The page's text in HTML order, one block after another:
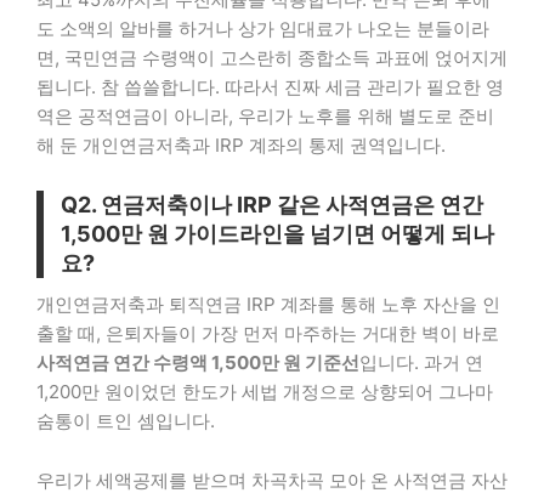
도 소액의 알바를 하거나 상가 임대료가 나오는 분들이라
면, 국민연금 수령액이 고스란히 종합소득 과표에 얹어지게
됩니다. 참 씁쓸합니다. 따라서 진짜 세금 관리가 필요한 영
역은 공적연금이 아니라, 우리가 노후를 위해 별도로 준비
해 둔 개인연금저축과 IRP 계좌의 통제 권역입니다.
Q2. 연금저축이나 IRP 같은 사적연금은 연간
1,500만 원 가이드라인을 넘기면 어떻게 되나
요?
개인연금저축과 퇴직연금 IRP 계좌를 통해 노후 자산을 인
출할 때, 은퇴자들이 가장 먼저 마주하는 거대한 벽이 바로
사적연금 연간 수령액 1,500만 원 기준선입니다. 과거 연
1,200만 원이었던 한도가 세법 개정으로 상향되어 그나마
숨통이 트인 셈입니다.
우리가 세액공제를 받으며 차곡차곡 모아 온 사적연금 자산